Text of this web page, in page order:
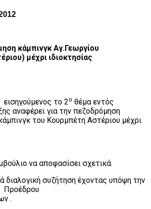
κάμπινγκ Αγ.Γεωργίου
μέχρι ιδιοκτησίας
εισηγούμενος το 2ο θέμα εντός
αναφέρει για την πεζοδρόμηση
του Κουρμπέτη Αστέριου μέχρι
να αποφασίσει σχετικά.
διαλογική συζήτηση έχοντας υπόψη την
Προέδρου
.